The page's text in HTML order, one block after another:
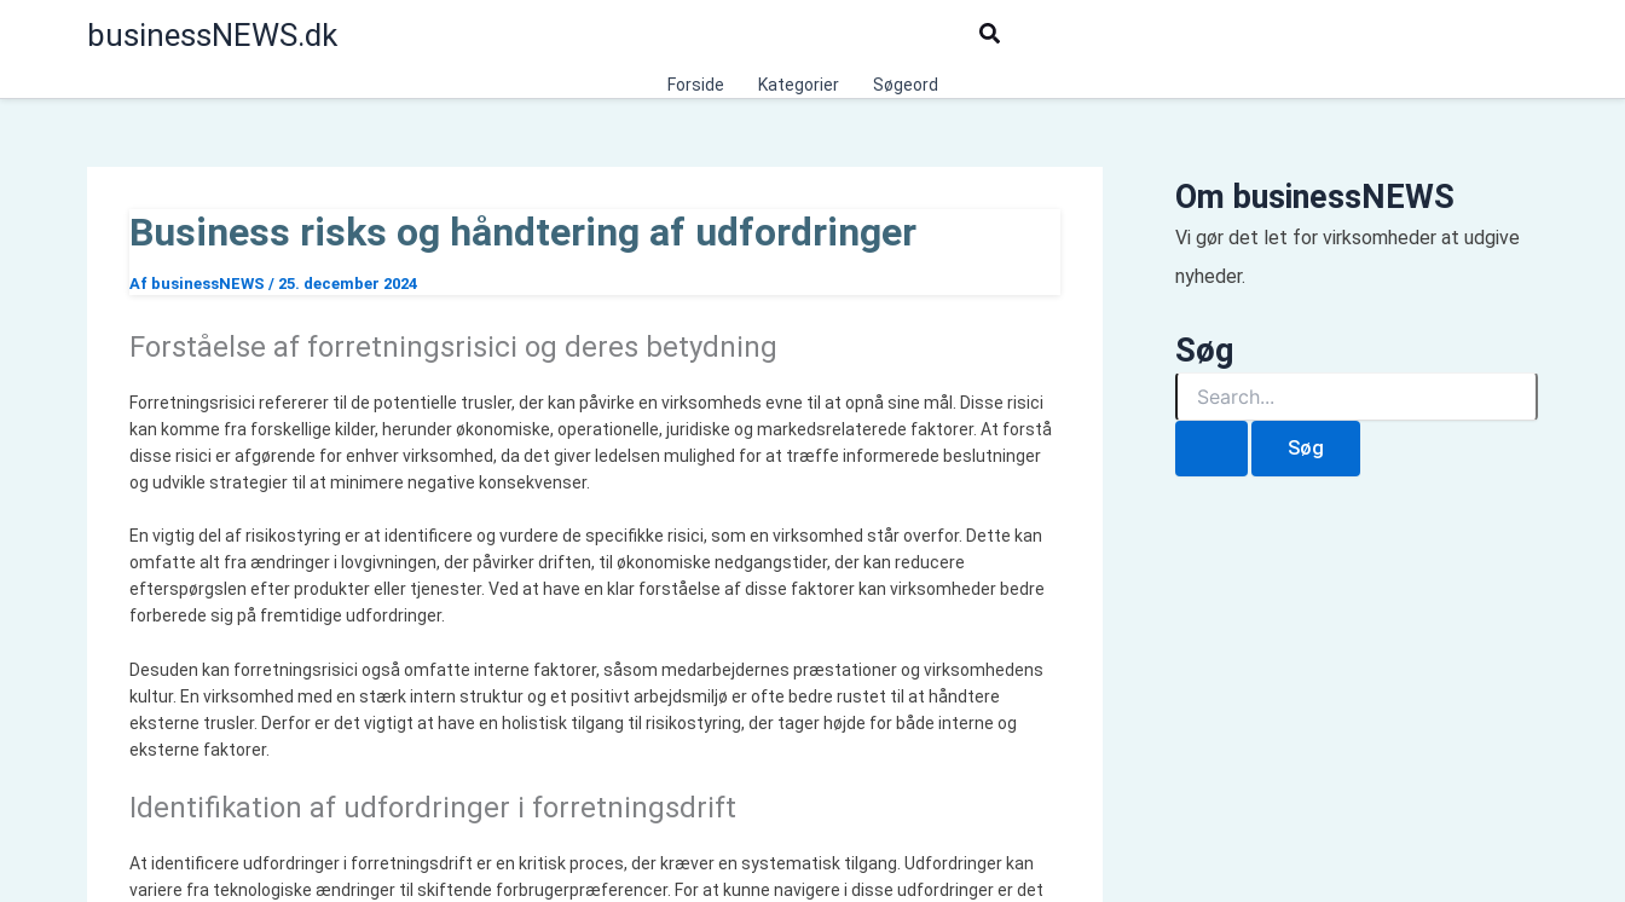
businessNEWS.dk Søg
Forside Kategorier Søgeord
Business risks og håndtering af udfordringer
Af businessNEWS / 25. december 2024
Forståelse af forretningsrisici og deres betydning
Forretningsrisici refererer til de potentielle trusler, der kan påvirke en virksomheds evne til at opnå sine mål. Disse risici
kan komme fra forskellige kilder, herunder økonomiske, operationelle, juridiske og markedsrelaterede faktorer. At forstå
disse risici er afgørende for enhver virksomhed, da det giver ledelsen mulighed for at træffe informerede beslutninger
og udvikle strategier til at minimere negative konsekvenser.
En vigtig del af risikostyring er at identificere og vurdere de specifikke risici, som en virksomhed står overfor. Dette kan
omfatte alt fra ændringer i lovgivningen, der påvirker driften, til økonomiske nedgangstider, der kan reducere
efterspørgslen efter produkter eller tjenester. Ved at have en klar forståelse af disse faktorer kan virksomheder bedre
forberede sig på fremtidige udfordringer.
Desuden kan forretningsrisici også omfatte interne faktorer, såsom medarbejdernes præstationer og virksomhedens
kultur. En virksomhed med en stærk intern struktur og et positivt arbejdsmiljø er ofte bedre rustet til at håndtere
eksterne trusler. Derfor er det vigtigt at have en holistisk tilgang til risikostyring, der tager højde for både interne og
eksterne faktorer.
Identifikation af udfordringer i forretningsdrift
At identificere udfordringer i forretningsdrift er en kritisk proces, der kræver en systematisk tilgang. Udfordringer kan
variere fra teknologiske ændringer til skiftende forbrugerpræferencer. For at kunne navigere i disse udfordringer er det
Om businessNEWS
Vi gør det let for virksomheder at udgive
nyheder.
Søg
f